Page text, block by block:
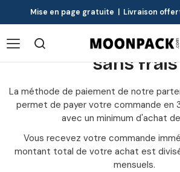
Mise en page gratuite | Livraison
Profitez du
sans frais
La méthode de paiement de notre
permet de payer votre commande en
avec un minimum d'achat
Vous recevez votre commande
montant total de votre achat est
mensuels.